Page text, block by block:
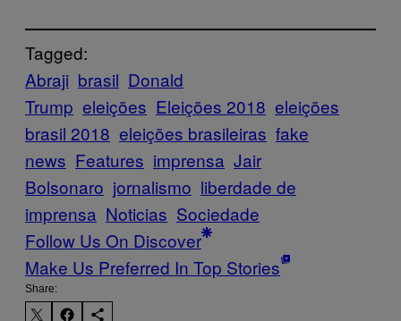
Tagged:
Abraji brasil Donald
Trump eleições Eleições 2018 eleições
brasil 2018 eleições brasileiras fake
news Features imprensa Jair
Bolsonaro jornalismo liberdade de
imprensa Noticias Sociedade
Follow Us On Discover
Make Us Preferred In Top Stories
Share: